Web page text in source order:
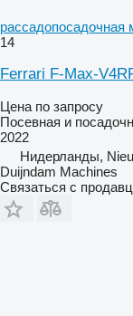
14
Ferrari F-Max-
Цена по запросу
Посевная и
2022
Нидерланды,
Duijndam Machines
Связаться с